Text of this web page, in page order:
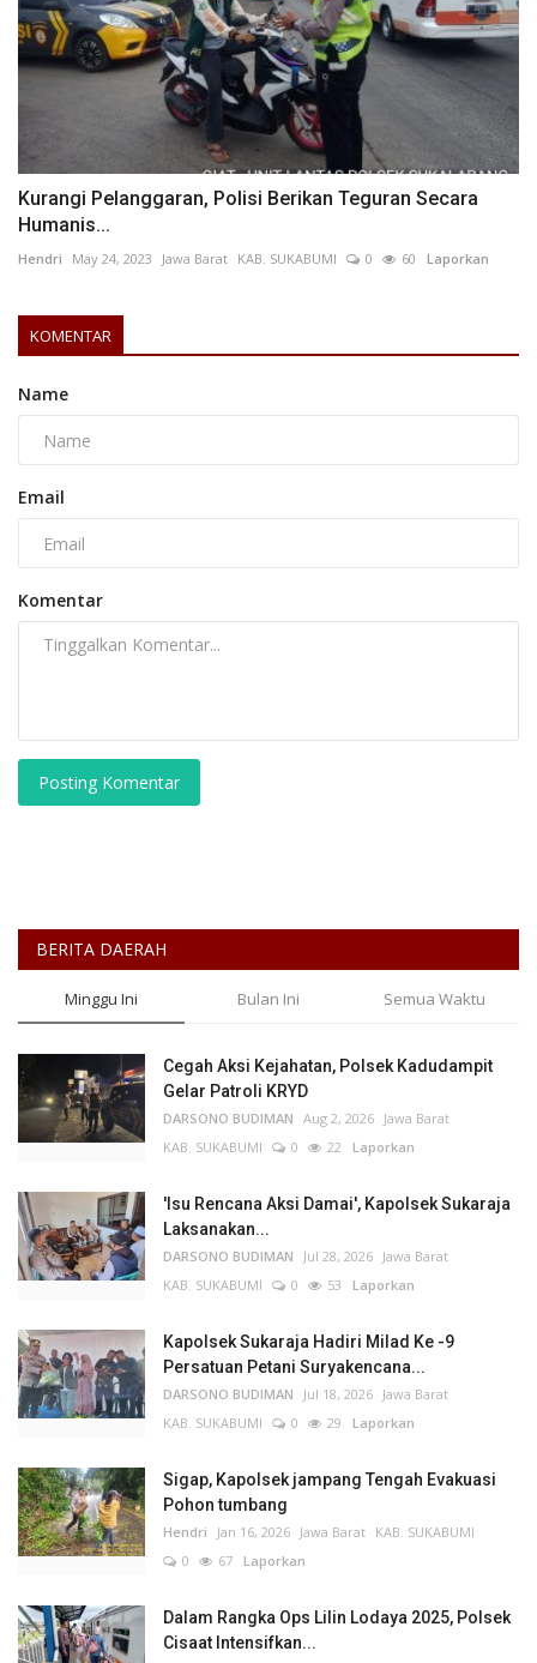
Kurangi Pelanggaran, Polisi Berikan Teguran Secara
Humanis...
Hendri May 24, 2023 Jawa Barat KAB. SUKABUMI 0 60 Laporkan
KOMENTAR
Name
Email
Komentar
Posting Komentar
BERITA DAERAH
Minggu Ini Bulan Ini Semua Waktu
Cegah Aksi Kejahatan, Polsek Kadudampit
Gelar Patroli KRYD
DARSONO BUDIMAN Aug 2, 2026 Jawa Barat
KAB. SUKABUMI
0 22 Laporkan
'Isu Rencana Aksi Damai', Kapolsek Sukaraja
Laksanakan...
DARSONO BUDIMAN Jul 28, 2026 Jawa Barat
KAB. SUKABUMI
0 53 Laporkan
Kapolsek Sukaraja Hadiri Milad Ke -9
Persatuan Petani Suryakencana...
DARSONO BUDIMAN Jul 18, 2026 Jawa Barat
KAB. SUKABUMI
0 29 Laporkan
Sigap, Kapolsek jampang Tengah Evakuasi
Pohon tumbang
Hendri Jan 16, 2026 Jawa Barat KAB. SUKABUMI
0
67 Laporkan
Dalam Rangka Ops Lilin Lodaya 2025, Polsek
Cisaat Intensifkan...